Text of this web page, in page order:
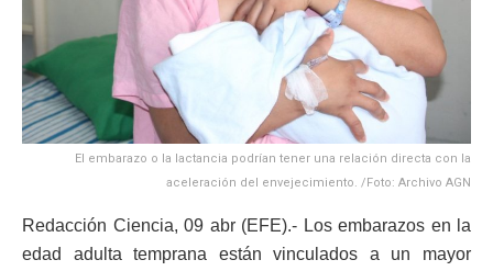
El embarazo o la lactancia podrían tener una relación directa con la
aceleración del envejecimiento. /Foto: Archivo AGN
Redacción Ciencia, 09 abr (EFE).- Los embarazos en la
edad adulta temprana están vinculados a un mayor